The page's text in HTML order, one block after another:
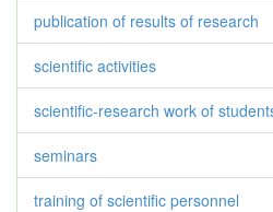
publication of results of research
scientific activities
scientific-research work of
seminars
training of scientific personnel